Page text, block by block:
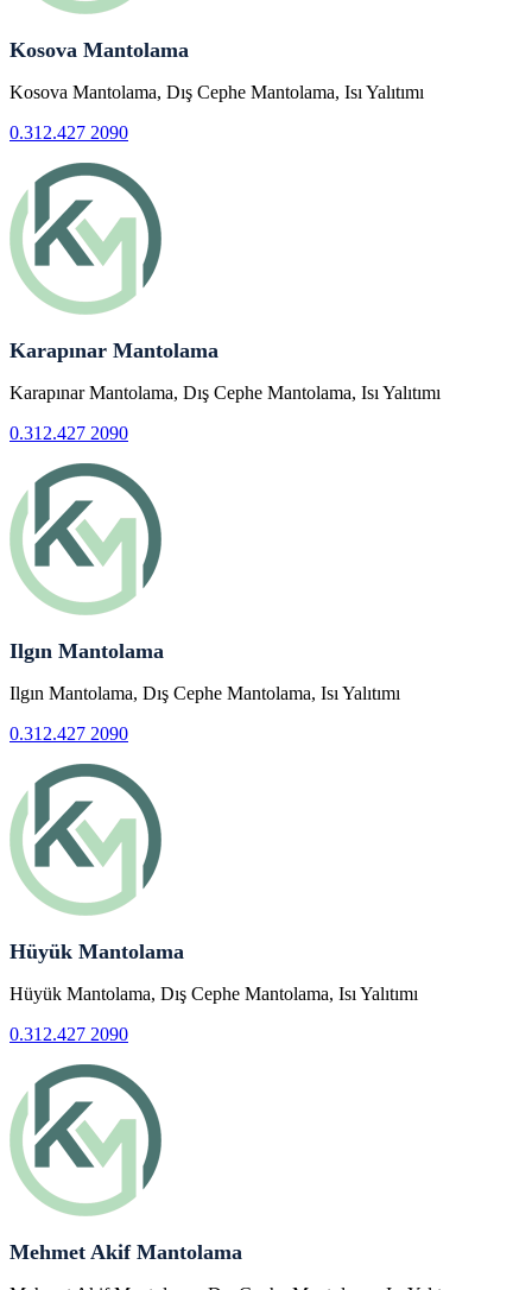
Kosova Mantolama
Kosova Mantolama, Dış Cephe Mantolama, Isı Yalıtımı
0.312.427 2090
Karapınar Mantolama
Karapınar Mantolama, Dış Cephe Mantolama, Isı Yalıtımı
0.312.427 2090
Ilgın Mantolama
Ilgın Mantolama, Dış Cephe Mantolama, Isı Yalıtımı
0.312.427 2090
Hüyük Mantolama
Hüyük Mantolama, Dış Cephe Mantolama, Isı Yalıtımı
0.312.427 2090
Mehmet Akif Mantolama